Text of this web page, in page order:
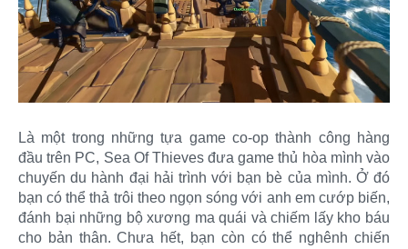
Là một trong những tựa game co-op thành công hàng
đầu trên PC, Sea Of Thieves đưa game thủ hòa mình vào
chuyến du hành đại hải trình với bạn bè của mình. Ở đó
bạn có thể thả trôi theo ngọn sóng với anh em cướp biến,
đánh bại những bộ xương ma quái và chiếm lấy kho báu
cho bản thân. Chưa hết, bạn còn có thể nghênh chiến